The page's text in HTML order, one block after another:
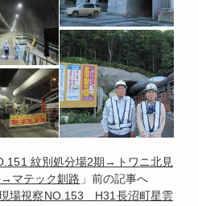
紋別処分場2期→トワニ北見
マテック釧路 」前の記事へ
場視察NO.153 H31長沼町星雲